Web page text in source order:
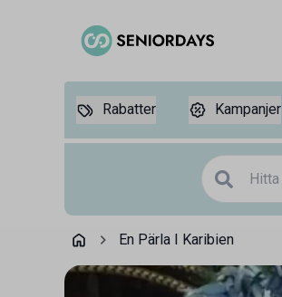
Rabatter Kampanjer
En Pärla I Karibien